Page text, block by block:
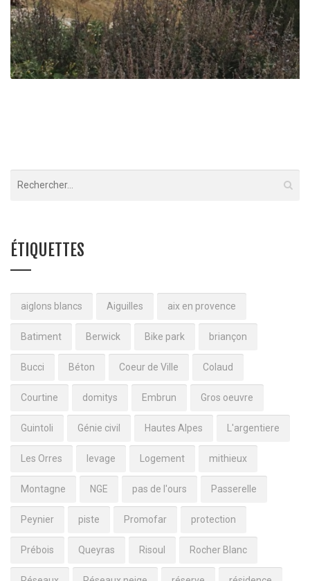
ÉTIQUETTES
aiglons blancs Aiguilles aix en provence
Batiment Berwick Bike park briançon
Bucci Béton Coeur de Ville Colaud
Courtine domitys Embrun Gros oeuvre
Guintoli Génie civil Hautes Alpes L'argentiere
Les Orres levage Logement mithieux
Montagne NGE pas de l'ours Passerelle
Peynier piste Promofar protection
Prébois Queyras Risoul Rocher Blanc